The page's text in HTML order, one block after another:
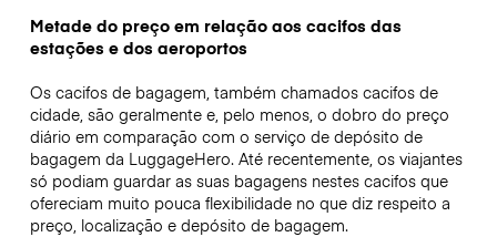
Metade do preço em relação aos cacifos das
estações e dos aeroportos
Os cacifos de bagagem, também chamados cacifos de
cidade, são geralmente e, pelo menos, o dobro do preço
diário em comparação com o serviço de depósito de
bagagem da LuggageHero. Até recentemente, os viajantes
só podiam guardar as suas bagagens nestes cacifos que
ofereciam muito pouca flexibilidade no que diz respeito a
preço, localização e depósito de bagagem.